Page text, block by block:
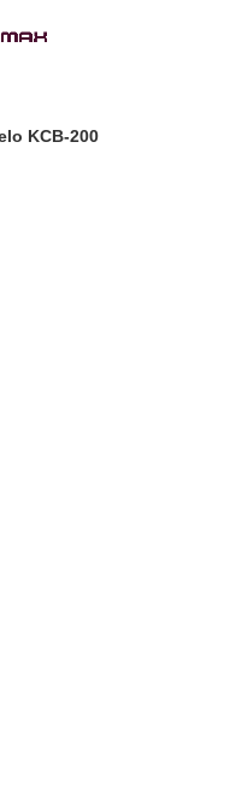
KCB-200